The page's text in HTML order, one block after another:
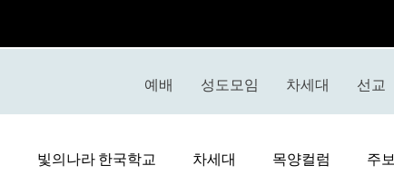
예배 성도모임 차세대 선교
빛의나라 한국학교 차세대 목양컬럼 주보